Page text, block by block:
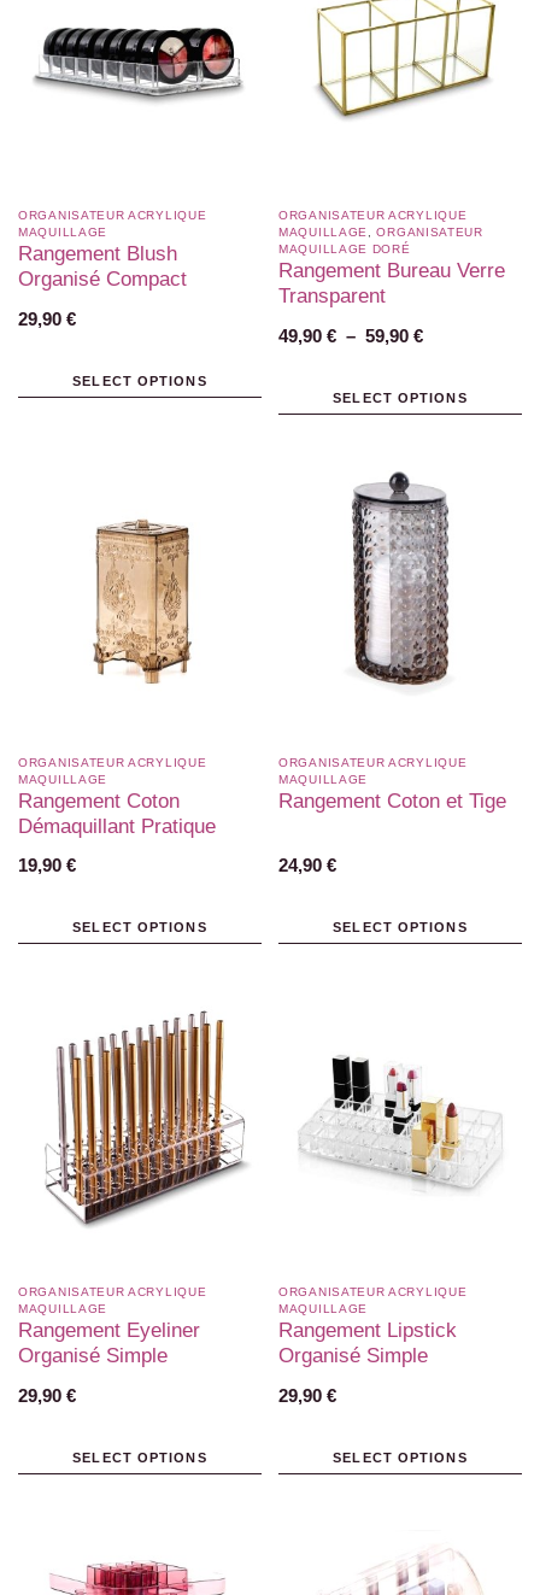
ORGANISATEUR ACRYLIQUE
MAQUILLAGE
Rangement Blush
Organisé Compact
29,90 €
SELECT OPTIONS
ORGANISATEUR ACRYLIQUE
MAQUILLAGE
,ORGANISATEUR
MAQUILLAGE DORÉ
Rangement Bureau Verre
Transparent
49,90 € – 59,90 €
SELECT OPTIONS
ORGANISATEUR ACRYLIQUE
MAQUILLAGE
Rangement Coton
Démaquillant Pratique
19,90 €
SELECT OPTIONS
ORGANISATEUR ACRYLIQUE
MAQUILLAGE
Rangement Coton et Tige
24,90 €
SELECT OPTIONS
ORGANISATEUR ACRYLIQUE
MAQUILLAGE
Rangement Eyeliner
Organisé Simple
29,90 €
SELECT OPTIONS
ORGANISATEUR ACRYLIQUE
MAQUILLAGE
Rangement Lipstick
Organisé Simple
29,90 €
SELECT OPTIONS